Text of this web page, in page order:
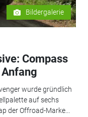
Bildergalerie
Compass
wurde gründlich
auf sechs
der Offroad-Marke...